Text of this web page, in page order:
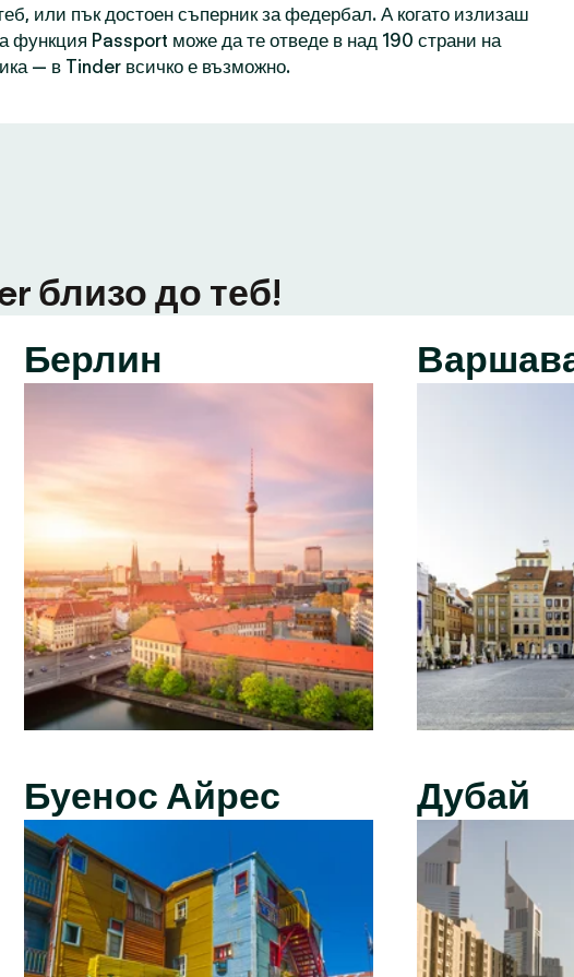
или пък достоен съперник за федербал. А когато излизаш
функция Passport може да те отведе в над 190 страни на
— в Tinder всичко е възможно.
близо до теб!
Берлин
Буенос Айрес Дубай